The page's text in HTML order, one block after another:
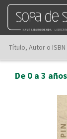
De 0 a 3 años